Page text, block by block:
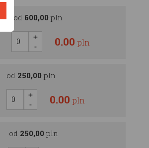
od 600,00 pln
0.00 pln
od 250,00 pln
0.00 pln
od 250,00 pln